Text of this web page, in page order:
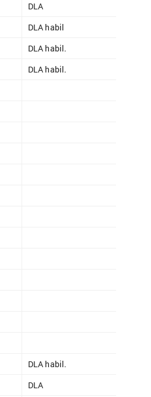
DLA
DLA habil
DLA habil.
DLA habil.
DLA habil.
DLA